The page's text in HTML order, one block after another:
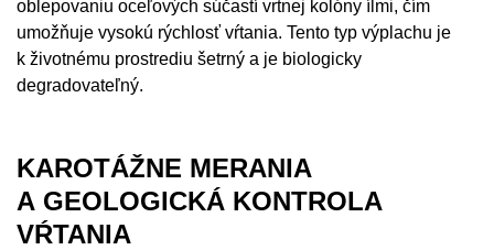
oblepovaniu oceľových súčastí vrtnej kolóny ílmi, čím
umožňuje vysokú rýchlosť vŕtania. Tento typ výplachu je
k životnému prostrediu šetrný a je biologicky
degradovateľný.
KAROTÁŽNE MERANIA
A GEOLOGICKÁ KONTROLA
VŔTANIA